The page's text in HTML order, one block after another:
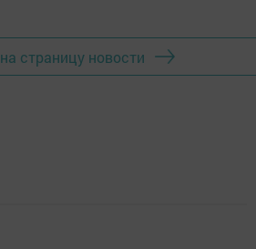
страницу новости